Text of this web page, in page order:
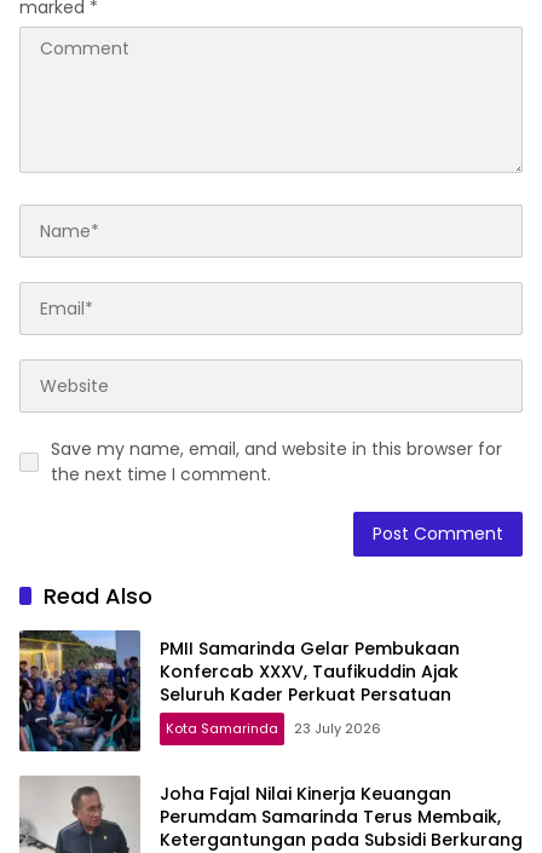
marked *
Save my name, email, and website in this browser for
the next time I comment.
Read Also
PMII Samarinda Gelar Pembukaan
Konfercab XXXV, Taufikuddin Ajak
Seluruh Kader Perkuat Persatuan
Kota Samarinda 23 July 2026
Joha Fajal Nilai Kinerja Keuangan
Perumdam Samarinda Terus Membaik,
Ketergantungan pada Subsidi Berkurang